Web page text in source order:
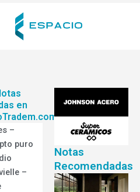
en
–
puro
–
Notas
Recomendadas